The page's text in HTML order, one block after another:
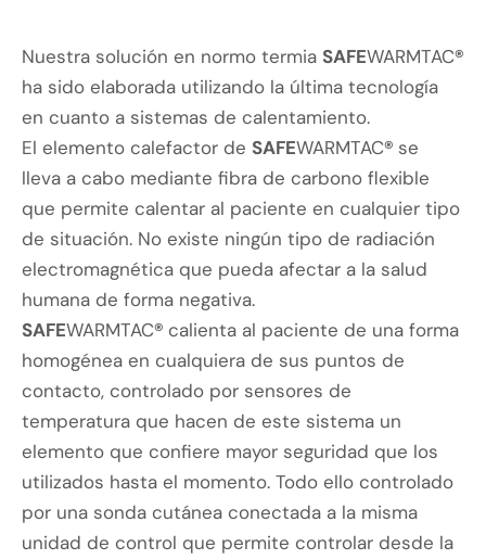
Nuestra solución en normo termia SAFEWARMTAC®
ha sido elaborada utilizando la última tecnología
en cuanto a sistemas de calentamiento.
El elemento calefactor de SAFEWARMTAC® se
lleva a cabo mediante fibra de carbono flexible
que permite calentar al paciente en cualquier tipo
de situación. No existe ningún tipo de radiación
electromagnética que pueda afectar a la salud
humana de forma negativa.
SAFEWARMTAC® calienta al paciente de una forma
homogénea en cualquiera de sus puntos de
contacto, controlado por sensores de
temperatura que hacen de este sistema un
elemento que confiere mayor seguridad que los
utilizados hasta el momento. Todo ello controlado
por una sonda cutánea conectada a la misma
unidad de control que permite controlar desde la